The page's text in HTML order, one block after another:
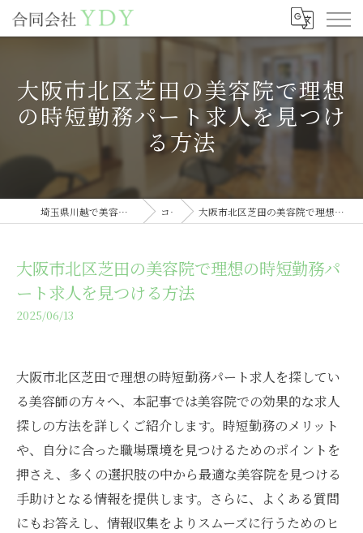
大阪市北区芝田の美容院で理想
の時短勤務パート求人を見つけ
る方法
埼玉県川越で美容室の求人なら合同会社YDY コラム 大阪市北区芝田の美容院で理想の時短勤務パート求人を見つける方法
大阪市北区芝田の美容院で理想の時短勤務パ
ート求人を見つける方法
2025/06/13
大阪市北区芝田で理想の時短勤務パート求人を探してい
る美容師の方々へ、本記事では美容院での効果的な求人
探しの方法を詳しくご紹介します。時短勤務のメリット
や、自分に合った職場環境を見つけるためのポイントを
押さえ、多くの選択肢の中から最適な美容院を見つける
手助けとなる情報を提供します。さらに、よくある質問
にもお答えし、情報収集をよりスムーズに行うためのヒ